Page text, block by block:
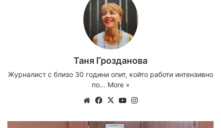
Таня Грозданова
Журналист с близо 30 години опит, който работи интензивно
по… More »
WebsiteFacebook
X YouTube